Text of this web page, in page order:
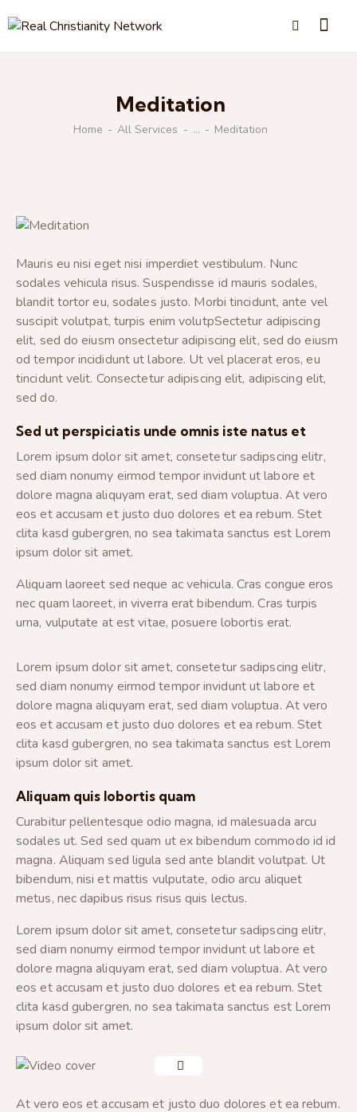
Meditation
Home All Services ... Meditation
Mauris eu nisi eget nisi imperdiet vestibulum. Nunc
sodales vehicula risus. Suspendisse id mauris sodales,
blandit tortor eu, sodales justo. Morbi tincidunt, ante vel
suscipit volutpat, turpis enim volutpSectetur adipiscing
elit, sed do eiusm onsectetur adipiscing elit, sed do eiusm
od tempor incididunt ut labore. Ut vel placerat eros, eu
tincidunt velit. Consectetur adipiscing elit, adipiscing elit,
sed do.
Sed ut perspiciatis unde omnis iste natus et
Lorem ipsum dolor sit amet, consetetur sadipscing elitr,
sed diam nonumy eirmod tempor invidunt ut labore et
dolore magna aliquyam erat, sed diam voluptua. At vero
eos et accusam et justo duo dolores et ea rebum. Stet
clita kasd gubergren, no sea takimata sanctus est Lorem
ipsum dolor sit amet.
Aliquam laoreet sed neque ac vehicula. Cras congue eros
nec quam laoreet, in viverra erat bibendum. Cras turpis
urna, vulputate at est vitae, posuere lobortis erat.
Lorem ipsum dolor sit amet, consetetur sadipscing elitr,
sed diam nonumy eirmod tempor invidunt ut labore et
dolore magna aliquyam erat, sed diam voluptua. At vero
eos et accusam et justo duo dolores et ea rebum. Stet
clita kasd gubergren, no sea takimata sanctus est Lorem
ipsum dolor sit amet.
Aliquam quis lobortis quam
Curabitur pellentesque odio magna, id malesuada arcu
sodales ut. Sed sed quam ut ex bibendum commodo id id
magna. Aliquam sed ligula sed ante blandit volutpat. Ut
bibendum, nisi et mattis vulputate, odio arcu aliquet
metus, nec dapibus risus risus quis lectus.
Lorem ipsum dolor sit amet, consetetur sadipscing elitr,
sed diam nonumy eirmod tempor invidunt ut labore et
dolore magna aliquyam erat, sed diam voluptua. At vero
eos et accusam et justo duo dolores et ea rebum. Stet
clita kasd gubergren, no sea takimata sanctus est Lorem
ipsum dolor sit amet.
At vero eos et accusam et justo duo dolores et ea rebum.